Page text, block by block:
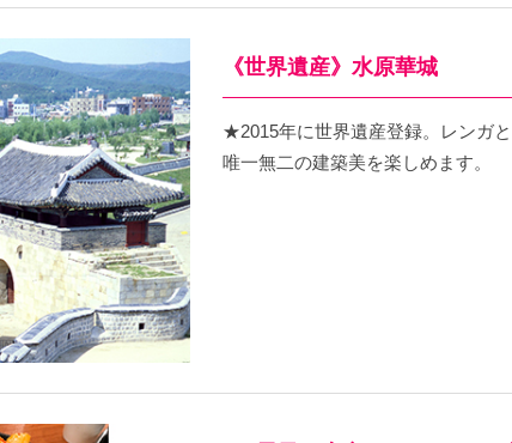
《世界遺産》水原華城
★2015年に世界遺産登録。レンガ
唯一無二の建築美を楽しめます。